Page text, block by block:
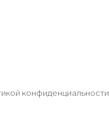
конфиденциальности